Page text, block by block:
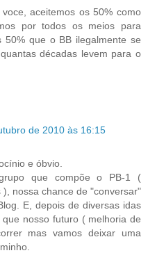
aceitemos os 50% como
por todos os meios para
que o BB ilegalmente se
décadas levem para o
de 2010 às 16:15
e óbvio.
que compõe o PB-1 (
nossa chance de "conversar"
E, depois de diversas idas
nosso futuro ( melhoria de
mas vamos deixar uma